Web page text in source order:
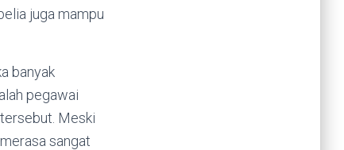
juga mampu
banyak
pegawai
Meski
sangat